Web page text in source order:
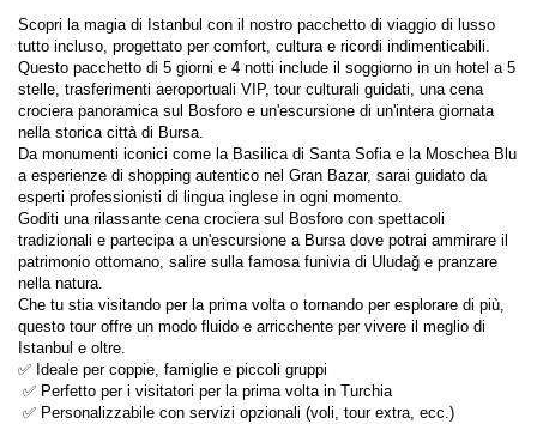
Scopri la magia di Istanbul con il nostro pacchetto di viaggio di lusso
tutto incluso, progettato per comfort, cultura e ricordi indimenticabili.
Questo pacchetto di 5 giorni e 4 notti include il soggiorno in un hotel a 5
stelle, trasferimenti aeroportuali VIP, tour culturali guidati, una cena
crociera panoramica sul Bosforo e un'escursione di un'intera giornata
nella storica città di Bursa.
Da monumenti iconici come la Basilica di Santa Sofia e la Moschea Blu
a esperienze di shopping autentico nel Gran Bazar, sarai guidato da
esperti professionisti di lingua inglese in ogni momento.
Goditi una rilassante cena crociera sul Bosforo con spettacoli
tradizionali e partecipa a un'escursione a Bursa dove potrai ammirare il
patrimonio ottomano, salire sulla famosa funivia di Uludağ e pranzare
nella natura.
Che tu stia visitando per la prima volta o tornando per esplorare di più,
questo tour offre un modo fluido e arricchente per vivere il meglio di
Istanbul e oltre.
✅ Ideale per coppie, famiglie e piccoli gruppi
✅ Perfetto per i visitatori per la prima volta in Turchia
✅ Personalizzabile con servizi opzionali (voli, tour extra, ecc.)